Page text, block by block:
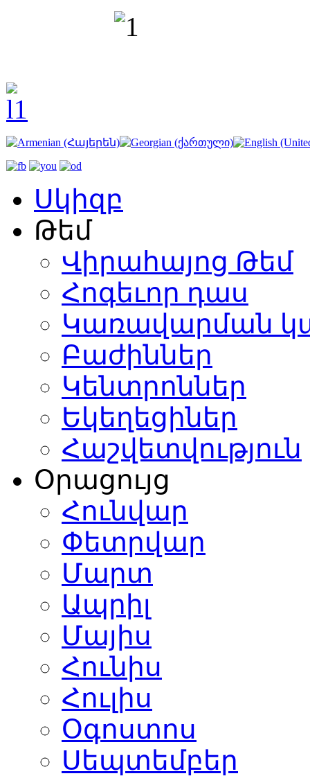
Սկիզբ
Թեմ
Վիրահայոց Թեմ
Հոգեւոր դաս
Կառավարման
Բաժիններ
Կենտրոններ
Եկեղեցիներ
Հաշվետվություն
Օրացույց
Հունվար
Փետրվար
Մարտ
Ապրիլ
Մայիս
Հունիս
Հուլիս
Օգոստոս
Սեպտեմբեր